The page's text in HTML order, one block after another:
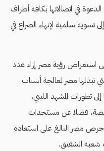
في اتصالاتها بكافة أطراف
تسوية سلمية لإنهاء الصراع في
استعراض رؤية مصر إزاء عدد
تبذلها مصر لمعالجة أسباب
تطورات المشهد الليبي،
فضلا عن مستجدات
حرص مصر البالغ على استعادة
شعبه الشقيق.